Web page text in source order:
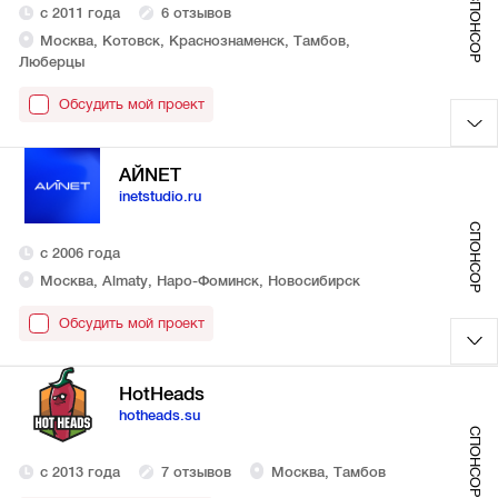
с 2011 года
6 отзывов
Москва, Котовск, Краснознаменск, Тамбов,
Люберцы
Обсудить мой проект
СПОНСОР
АЙNET
inetstudio.ru
с 2006 года
Москва, Almaty, Наро-Фоминск, Новосибирск
Обсудить мой проект
СПОНСОР
HotHeads
hotheads.su
с 2013 года 7 отзывов Москва, Тамбов СПОНСОР